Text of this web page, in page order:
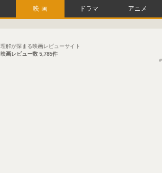
映画 ドラマ アニメ
理解が深まる映画レビューサイト
映画レビュー数 5,785件